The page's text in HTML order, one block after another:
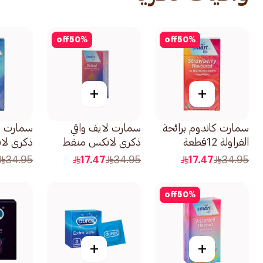
50%
off
+
سمارت كاندوم برائحة
الفراولة 12قطعة
34.95
17.47
50%
off
+
سمارت لايف واقي
ذكري لاتكس منقط
12قطعة
34.95
17.47
سمارت
ذكري
قصوى 12قطعة
34.95
50%
off
+
+